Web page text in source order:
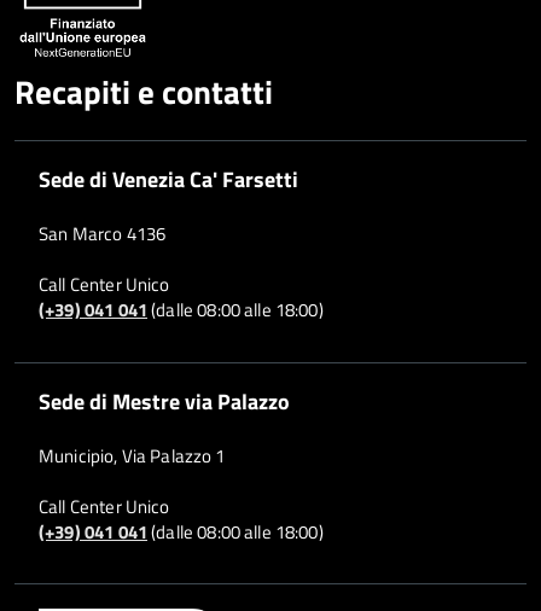
Recapiti e contatti
Sede di Venezia Ca' Farsetti
San Marco 4136
Call Center Unico
(+39) 041 041(dalle 08:00 alle 18:00)
Sede di Mestre via Palazzo
Municipio, Via Palazzo 1
Call Center Unico
(+39) 041 041(dalle 08:00 alle 18:00)